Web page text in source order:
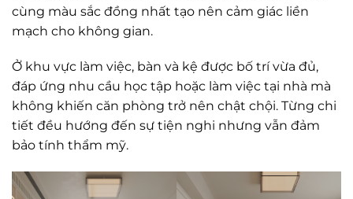
cùng màu sắc đồng nhất tạo nên cảm giác liền
mạch cho không gian.
Ở khu vực làm việc, bàn và kệ được bố trí vừa đủ,
đáp ứng nhu cầu học tập hoặc làm việc tại nhà mà
không khiến căn phòng trở nên chật chội. Từng chi
tiết đều hướng đến sự tiện nghi nhưng vẫn đảm
bảo tính thẩm mỹ.